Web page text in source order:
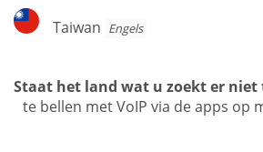
Taiwan
Taiwan Engels
Staat het land wat u zoekt er niet
te bellen met VoIP via de apps op